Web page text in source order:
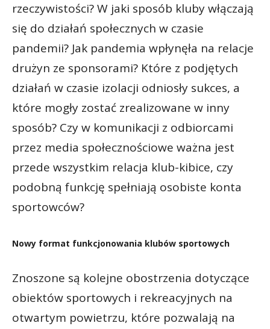
rzeczywistości? W jaki sposób kluby włączają
się do działań społecznych w czasie
pandemii? Jak pandemia wpłynęła na relacje
drużyn ze sponsorami? Które z podjętych
działań w czasie izolacji odniosły sukces, a
które mogły zostać zrealizowane w inny
sposób? Czy w komunikacji z odbiorcami
przez media społecznościowe ważna jest
przede wszystkim relacja klub-kibice, czy
podobną funkcję spełniają osobiste konta
sportowców?
Nowy format funkcjonowania klubów sportowych
Znoszone są kolejne obostrzenia dotyczące
obiektów sportowych i rekreacyjnych na
otwartym powietrzu, które pozwalają na